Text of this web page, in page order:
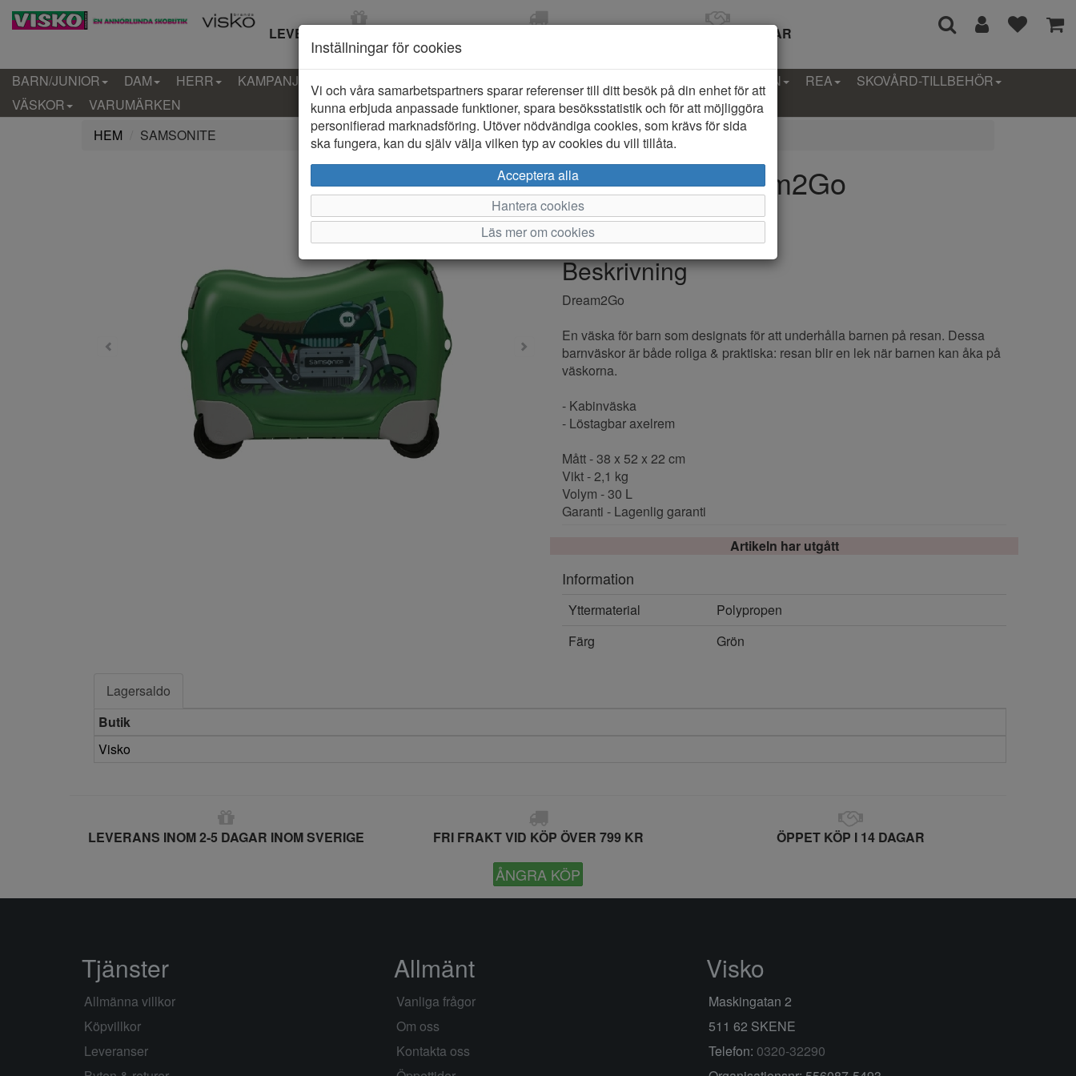
LEVERANS INOM 2-5 DAGAR ÖPPET KÖP I 14 DAGAR
BARN/JUNIOR DAM HERR KAMPANJ KLÄDER-BARN PROVKOLLEKTION REA
SKOVÅRD-TILLBEHÖR
VÄSKOR
VARUMÄRKEN
HEM
SAMSONITE
Samsonite Dream2Go
Varumärke: Samsonite
Artikelnummer: 2412065
Beskrivning
Dream2Go
En väska för barn som designats för att underhålla barnen på resan. Dessa
barnväskor är både roliga & praktiska: resan blir en lek när barnen kan åka på
väskorna.
- Kabinväska
- Löstagbar axelrem
Mått - 38 x 52 x 22 cm
Vikt - 2,1 kg
Volym - 30 L
Garanti - Lagenlig garanti
Artikeln har utgått
Information
Yttermaterial
Polypropen
Färg
Grön
Lagersaldo
Butik
Visko
LEVERANS INOM 2-5 DAGAR INOM SVERIGE FRI FRAKT VID KÖP ÖVER 799 KR ÖPPET KÖP I 14 DAGAR
ÅNGRA KÖP
Inställningar för cookies
Vi och våra samarbetspartners sparar referenser till ditt besök på din enhet för att
kunna erbjuda anpassade funktioner, spara besöksstatistik och för att möjliggöra
personifierad marknadsföring. Utöver nödvändiga cookies, som krävs för sida
ska fungera, kan du själv välja vilken typ av cookies du vill tillåta.
Acceptera alla
Hantera cookies
Läs mer om cookies
Tjänster
Allmänna villkor
Köpvillkor
Leveranser
Allmänt
Vanliga frågor
Om oss
Kontakta oss
Visko
Maskingatan 2
511 62 SKENE
Telefon: 0320-32290